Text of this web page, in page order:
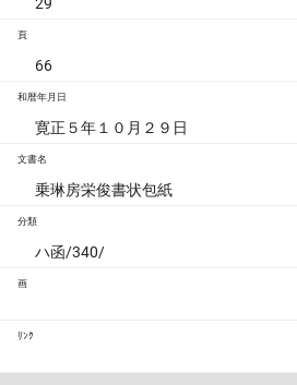
頁
66
和暦年月日
寛正５年１０月２９日
文書名
乗琳房栄俊書状包紙
分類
ハ函/340/
画
ﾘﾝｸ